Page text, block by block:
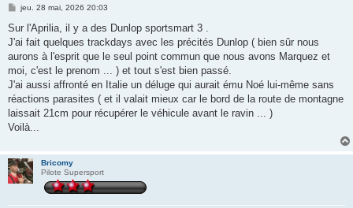
M
s
a
g
jeu. 28 mai, 2026 20:03
Sur l'Aprilia, il y a des Dunlop sportsmart 3 .
J'ai fait quelques trackdays avec les précités Dunlop ( bien sûr nous
aurons à l'esprit que le seul point commun que nous avons Marquez et
moi, c'est le prenom ... ) et tout s'est bien passé.
J'ai aussi affronté en Italie un déluge qui aurait ému Noé lui-même sans
réactions parasites ( et il valait mieux car le bord de la route de montagne
laissait 21cm pour récupérer le véhicule avant le ravin ... )
Voilà...
Bricomy
Pilote Supersport